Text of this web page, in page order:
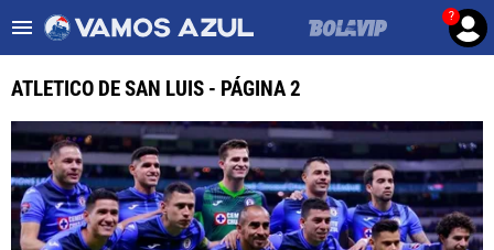
?
Noticias Cruz Azul HOY
ULTIMAS NOTICIAS
LEAGUES CUP
LIGA MX
ATLETICO DE SAN LUIS - PÁGINA 2